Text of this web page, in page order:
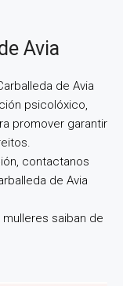
Avia
de Avia
psicolóxico,
promover garantir
contactanos
de Avia
saiban de